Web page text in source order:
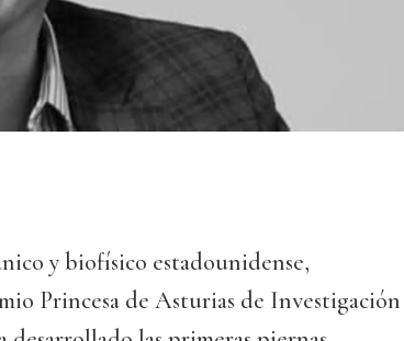
y biofísico estadounidense,
Princesa de Asturias de Investigación